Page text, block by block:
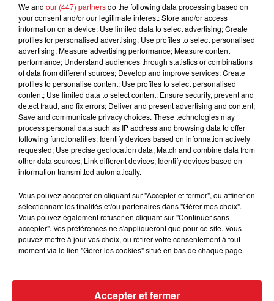
15 juillet 2026
BÉTHUNE: ENQUÊTE POUR HOMICIDE
VOLONTAIRE EN COURS, APRÈS LA...
Selon les premiers éléments, le logement servait
à des prostituées
13 juillet 2026
LA BASE DE LOISIRS
La victime a coulé à pic
We and our (447) partnersdo the following data processing based on
your consent and/or our legitimate interest: Store and/or access
information on a device; Use limited data to select advertising; Create
profiles for personalised advertising; Use profiles to select personalised
advertising; Measure advertising performance; Measure content
performance; Understand audiences through statistics or combinations
of data from different sources; Develop and improve services; Create
profiles to personalise content; Use profiles to select personalised
content; Use limited data to select content; Ensure security, prevent and
detect fraud, and fix errors; Deliver and present advertising and content;
Save and communicate privacy choices. These technologies may
process personal data such as IP address and browsing data to offer
following functionalities: Identify devices based on information actively
requested; Use precise geolocation data; Match and combine data from
other data sources; Link different devices; Identify devices based on
information transmitted automatically.
Vous pouvez accepter en cliquant sur "Accepter et fermer", ou affiner en
sélectionnant les finalités et/ou partenaires dans "Gérer mes choix".
Vous pouvez également refuser en cliquant sur "Continuer sans
accepter". Vos préférences ne s'appliqueront que pour ce site. Vous
pouvez mettre à jour vos choix, ou retirer votre consentement à tout
moment via le lien "Gérer les cookies" situé en bas de chaque page.
Accepter et fermer